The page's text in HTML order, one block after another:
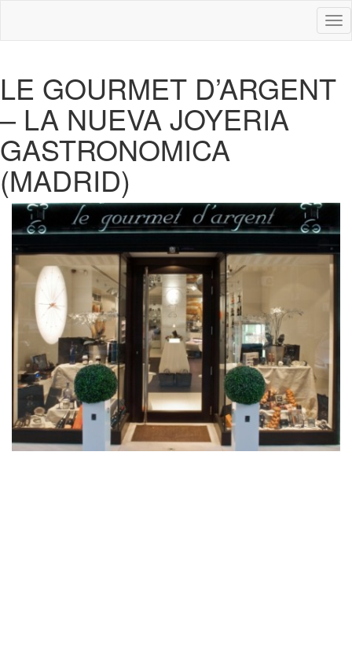
LE GOURMET D’ARGENT
– LA NUEVA JOYERIA
GASTRONOMICA
(MADRID)